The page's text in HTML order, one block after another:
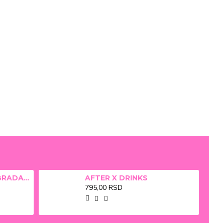
ALFA BETA FILM X2 BRADAVICE, KURJE OKO 15ml AFTER X DRINKS
795,00 RSD